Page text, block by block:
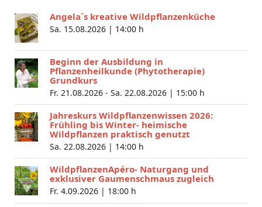
Angela´s kreative Wildpflanzenküche
Sa. 15.08.2026 | 14:00 h
Beginn der Ausbildung in
Pflanzenheilkunde (Phytotherapie)
Grundkurs
Fr. 21.08.2026 - Sa. 22.08.2026 | 15:00 h
Jahreskurs Wildpflanzenwissen 2026:
Frühling bis Winter- heimische
Wildpflanzen praktisch genutzt
Sa. 22.08.2026 | 14:00 h
WildpflanzenApéro- Naturgang und
exklusiver Gaumenschmaus zugleich
Fr. 4.09.2026 | 18:00 h